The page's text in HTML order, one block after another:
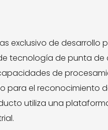
exclusivo de desarrollo
tecnología de punta de
de
para el reconocimiento
utiliza una